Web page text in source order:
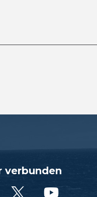
verbunden